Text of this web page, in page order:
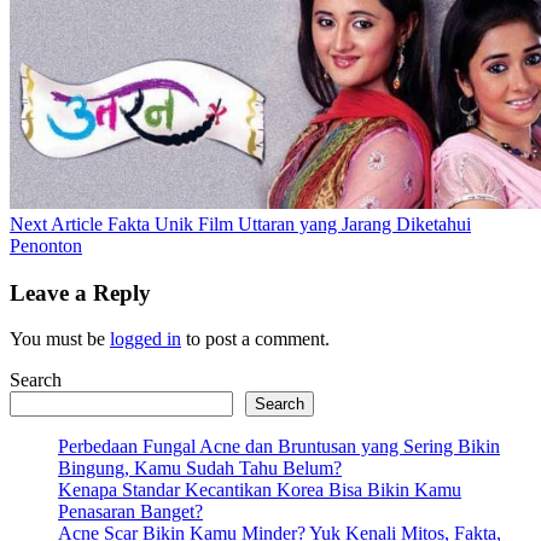
Next Article Next
Fakta Unik Film Uttaran yang Jarang Diketahui
Penonton
Leave a Reply
You must be logged in to post a comment.
Search
Search
Perbedaan Fungal Acne dan Bruntusan yang Sering Bikin
Bingung, Kamu Sudah Tahu Belum?
Kenapa Standar Kecantikan Korea Bisa Bikin Kamu
Penasaran Banget?
Acne Scar Bikin Kamu Minder? Yuk Kenali Mitos, Fakta,